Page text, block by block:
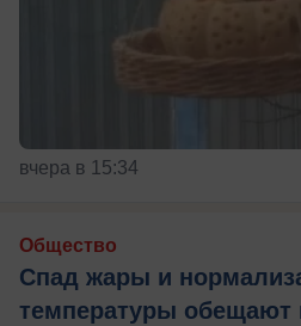
вчера в 15:34
Общество
Спад жары и
температуры обещают